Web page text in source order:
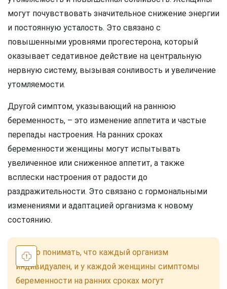
могут почувствовать значительное снижение энергии
и постоянную усталость. Это связано с
повышенными уровнями прогестерона, который
оказывает седативное действие на центральную
нервную систему, вызывая сонливость и увеличение
утомляемости.
Другой симптом, указывающий на раннюю
беременность, – это изменение аппетита и частые
перепады настроения. На ранних сроках
беременности женщины могут испытывать
увеличенное или сниженное аппетит, а также
всплески настроения от радости до
раздражительности. Это связано с гормональными
изменениями и адаптацией организма к новому
состоянию.
Важно понимать, что каждый организм
индивидуален, и у каждой женщины симптомы
беременности на ранних сроках могут